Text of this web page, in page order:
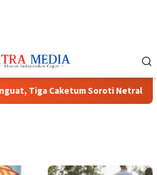
Tiga Caketum Soroti Netralitas